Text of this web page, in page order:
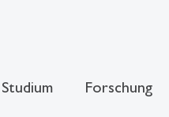
Studium Forschung